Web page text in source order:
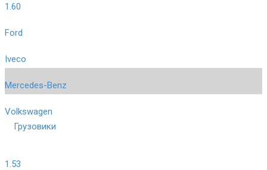
1.60
Ford
Iveco
Mercedes-Benz
Volkswagen
Грузовики
1.53